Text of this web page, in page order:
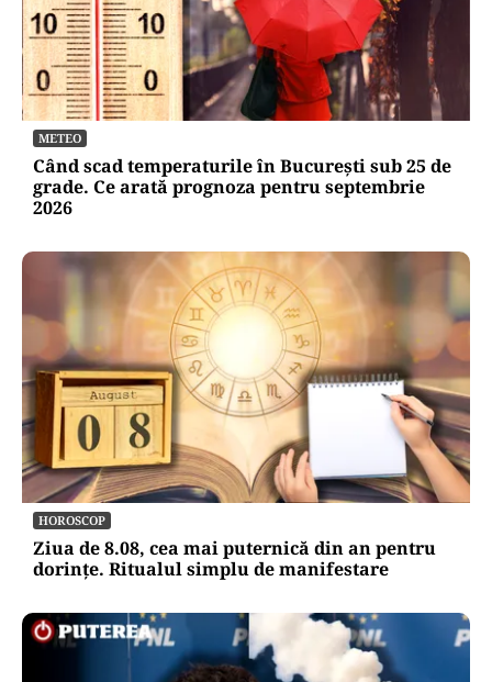
METEO
Când scad temperaturile în București sub 25 de
grade. Ce arată prognoza pentru septembrie
2026
HOROSCOP
Ziua de 8.08, cea mai puternică din an pentru
dorințe. Ritualul simplu de manifestare